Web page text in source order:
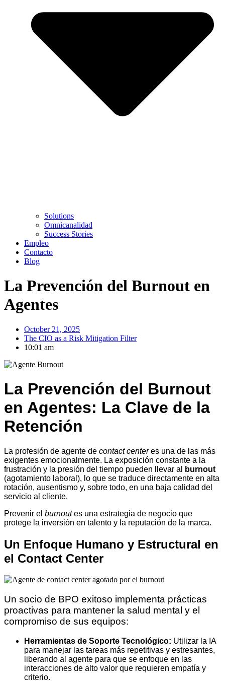
Solutions
Omnicanalidad
Success Stories
Empleo
Contacto
Blog
La Prevención del Burnout en
Agentes
October 21, 2025
The CIO as a Risk Mitigation Filter
10:01 am
La Prevención del Burnout
en Agentes: La Clave de la
Retención
La profesión de agente de contact centeres una de las más
exigentes emocionalmente. La exposición constante a la
frustración y la presión del tiempo pueden llevar al
burnout
(agotamiento laboral), lo que se traduce directamente en alta
rotación, ausentismo y, sobre todo, en una baja calidad del
servicio al cliente.
Prevenir el burnoutes una estrategia de negocio que
protege la inversión en talento y la reputación de la marca.
Un Enfoque Humano y Estructural en
el Contact Center
Un socio de BPO exitoso implementa prácticas
proactivas para mantener la salud mental y el
compromiso de sus equipos:
Herramientas de Soporte Tecnológico: Utilizar la IA
para manejar las tareas más repetitivas y estresantes,
liberando al agente para que se enfoque en las
interacciones de alto valor que requieren empatía y
criterio.